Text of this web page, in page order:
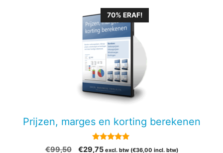
70% ERAF!
Prijzen, marges en korting berekenen
5.00
€99,50
Oorspronkelijke
€29,75Huidige
excl. btw (€36,00 incl. btw)